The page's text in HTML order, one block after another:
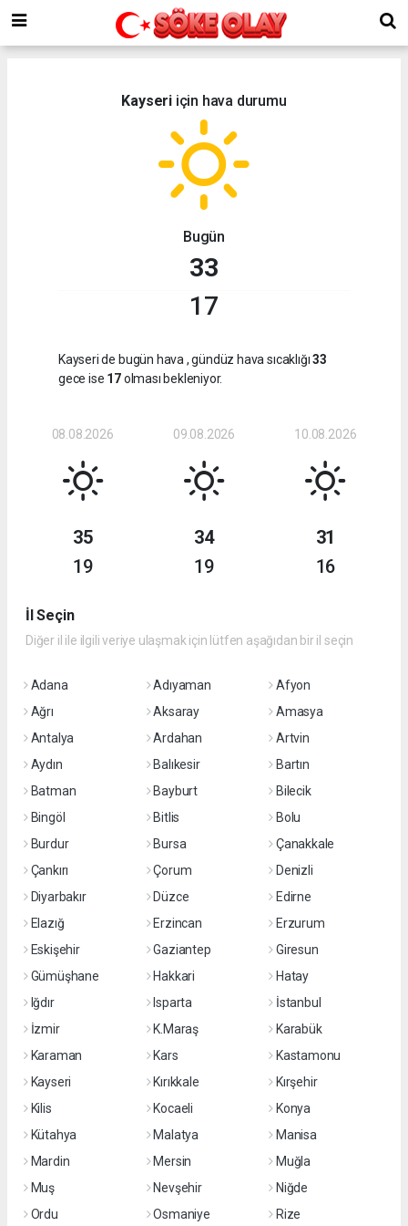
Kayseriiçin hava durumu
Bugün
33
17
Kayseri de bugün hava , gündüz hava sıcaklığı33
gece ise 17olması bekleniyor.
08.08.2026
35
19
09.08.2026
34
19
10.08.2026
31
16
İl Seçin
Diğer il ile ilgili veriye ulaşmak için lütfen aşağıdan bir il seçin
Adana Adıyaman
Afyon
Ağrı
Aksaray
Amasya
Antalya
Ardahan
Artvin
Aydın
Balıkesir
Bartın
Batman
Bayburt
Bilecik
Bingöl
Bitlis
Bolu
Burdur
Bursa
Çanakkale
Çankırı
Çorum
Denizli
Diyarbakır
Düzce
Edirne
Elazığ
Erzincan
Erzurum
Eskişehir
Gaziantep
Giresun
Gümüşhane
Hakkari
Hatay
Iğdır
Isparta
İstanbul
İzmir
K.Maraş
Karabük
Karaman
Kars
Kastamonu
Kayseri
Kırıkkale
Kırşehir
Kilis
Kocaeli
Konya
Kütahya
Malatya
Manisa
Mardin
Mersin
Muğla
Muş
Nevşehir
Niğde
Ordu
Osmaniye Rize